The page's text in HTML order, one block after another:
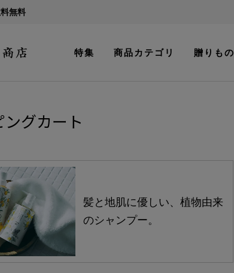
無料
特集 商品カテゴリ 贈りもの
グカート
髪と地肌に優しい、植物由来
のシャンプー。